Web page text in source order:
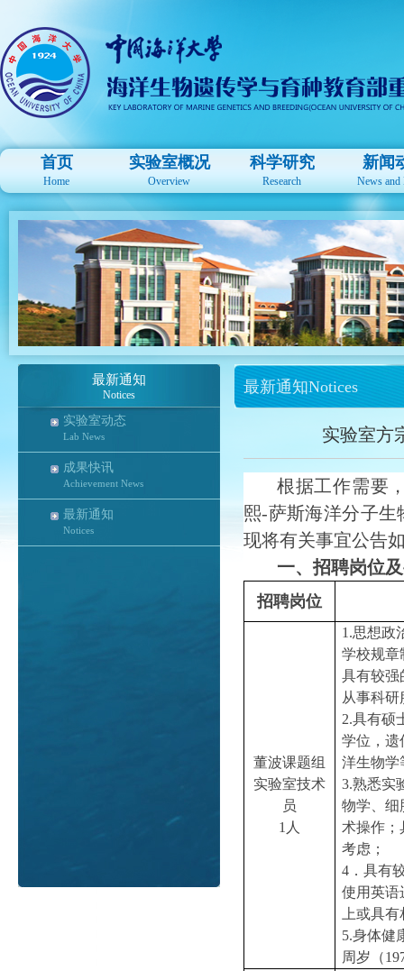
首页
Home
实验室概况
Overview
科学研究
Research
新闻
News and
最新通知
Notices
实验室动态
Lab News
成果快讯
Achievement News
最新通知
Notices
最新通知Notices
实验室方
根据工作需要
熙-萨斯海洋分子生
现将有关事宜公告
一、招聘岗位
招聘岗位
董波课题组
实验室技术
员
1人
1.思想政
学校规章
具有较强
从事科
2.具有硕
学位，遗
洋生物学
3.熟悉实
物学、细
术操作；
考虑；
4．具有
使用英语
上或具
5.身体健
周岁（